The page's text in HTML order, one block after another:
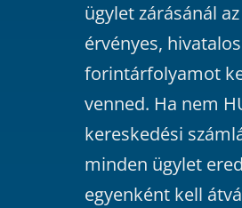
ügylet zárásánál
érvényes, hivatalos
forintárfolyamot
venned. Ha nem
kereskedési
minden ügylet
egyenként kell